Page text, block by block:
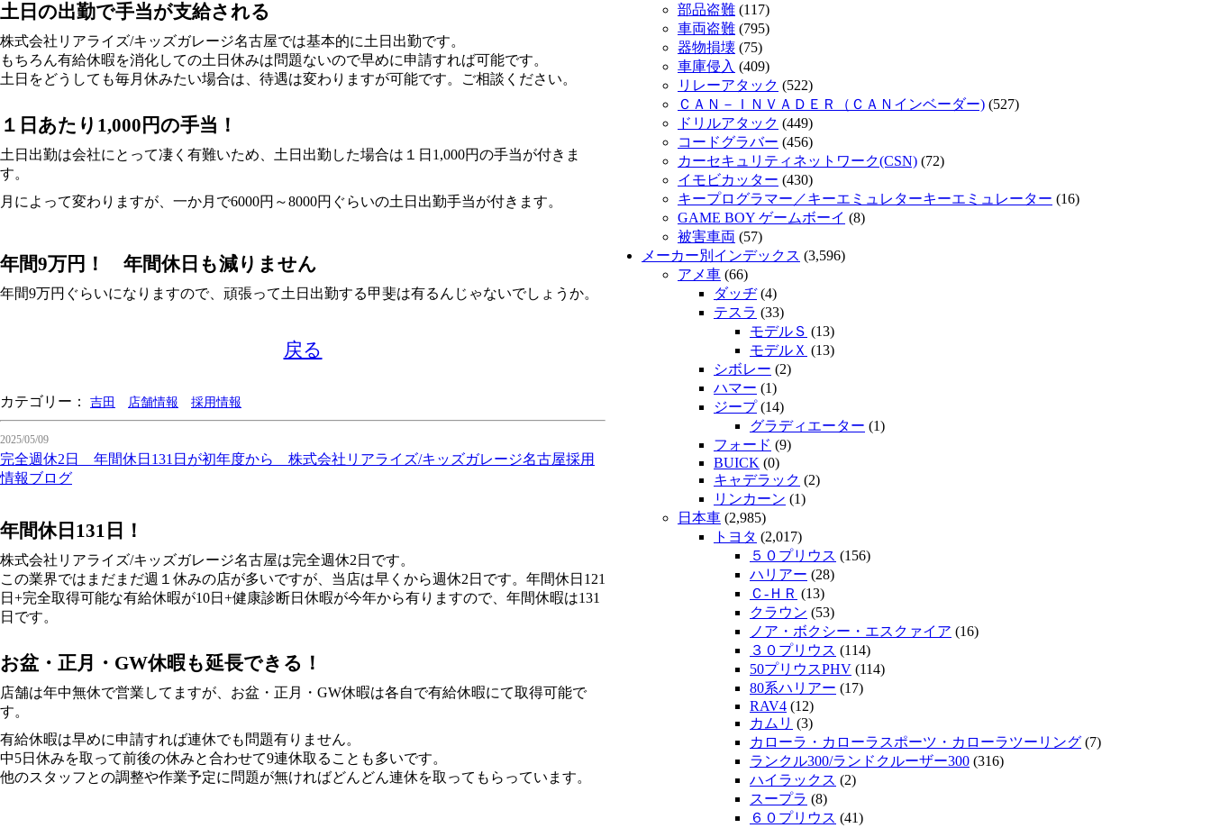
土日の出勤で手当が支給される
株式会社リアライズ/キッズガレージ名古屋では基本的に土日出勤です。
もちろん有給休暇を消化しての土日休みは問題ないので早めに申請すれば可能です。
土日をどうしても毎月休みたい場合は、待遇は変わりますが可能です。ご相談ください。
１日あたり1,000円の手当！
土日出勤は会社にとって凄く有難いため、土日出勤した場合は１日1,000円の手当が付きま
す。
月によって変わりますが、一か月で6000円～8000円ぐらいの土日出勤手当が付きます。
年間9万円！ 年間休日も減りません
年間9万円ぐらいになりますので、頑張って土日出勤する甲斐は有るんじゃないでしょうか。
戻る
カテゴリー： 吉田 店舗情報 採用情報
2025/05/09
完全週休2日 年間休日131日が初年度から 株式会社リアライズ/キッズガレージ名古屋採用
情報ブログ
年間休日131日！
株式会社リアライズ/キッズガレージ名古屋は完全週休2日です。
この業界ではまだまだ週１休みの店が多いですが、当店は早くから週休2日です。年間休日121
日+完全取得可能な有給休暇が10日+健康診断日休暇が今年から有りますので、年間休暇は131
日です。
お盆・正月・GW休暇も延長できる！
店舗は年中無休で営業してますが、お盆・正月・GW休暇は各自で有給休暇にて取得可能で
す。
有給休暇は早めに申請すれば連休でも問題有りません。
中5日休みを取って前後の休みと合わせて9連休取ることも多いです。
他のスタッフとの調整や作業予定に問題が無ければどんどん連休を取ってもらっています。
部品盗難 (117)
車両盗難 (795)
器物損壊 (75)
車庫侵入 (409)
リレーアタック (522)
ＣＡＮ－ＩＮＶＡＤＥＲ（ＣＡＮインベーダー) (527)
ドリルアタック (449)
コードグラバー (456)
カーセキュリティネットワーク(CSN) (72)
イモビカッター (430)
キープログラマー／キーエミュレターキーエミュレーター (16)
GAME BOY ゲームボーイ (8)
被害車両 (57)
メーカー別インデックス (3,596)
アメ車 (66)
ダッヂ(4)
テスラ (33)
モデルＳ (13)
モデルＸ (13)
シボレー (2)
ハマー (1)
ジープ(14)
グラディエーター (1)
フォード (9)
BUICK (0)
キャデラック (2)
リンカーン (1)
日本車 (2,985)
トヨタ (2,017)
５０プリウス (156)
ハリアー (28)
Ｃ-ＨＲ (13)
クラウン (53)
ノア・ボクシー・エスクァイア (16)
３０プリウス (114)
50プリウスPHV (114)
80系ハリアー (17)
RAV4 (12)
カムリ (3)
カローラ・カローラスポーツ・カローラツーリング (7)
ランクル300/ランドクルーザー300 (316)
ハイラックス (2)
スープラ (8)
６０プリウス (41)